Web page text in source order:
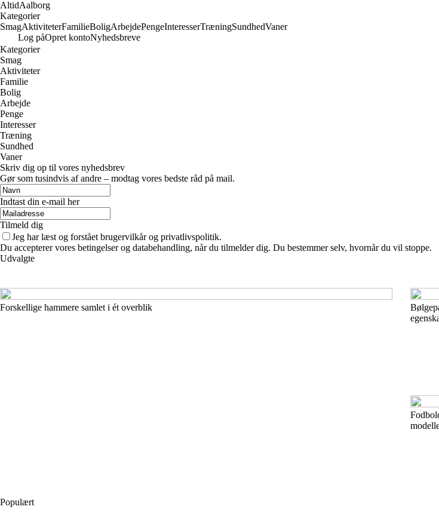
AltidAalborg
Kategorier
SmagAktiviteterFamilieBoligArbejdePengeInteresserTræningSundhedVaner
Log påOpret kontoNyhedsbreve
Kategorier
Smag
Aktiviteter
Familie
Bolig
Arbejde
Penge
Interesser
Træning
Sundhed
Vaner
Skriv dig op til vores nyhedsbrev
Gør som tusindvis af andre – modtag vores bedste råd på mail.
Indtast din e-mail her
Tilmeld dig
Jeg har læst og forstået brugervilkår og privatlivspolitik.
Du accepterer vores betingelser og databehandling, når du tilmelder dig. Du bestemmer selv, hvornår du vil stoppe.
Udvalgte
Forskellige hammere samlet i ét overblik
Populært